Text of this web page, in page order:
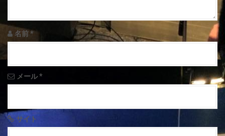
i
o
n
名前*
メール*
サイト